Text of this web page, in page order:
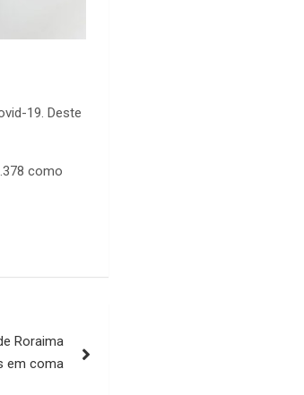
19. Deste
como
Roraima
em coma